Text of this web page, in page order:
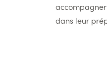
dans leur